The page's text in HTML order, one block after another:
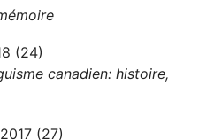
(24)
canadien: histoire,
(27)